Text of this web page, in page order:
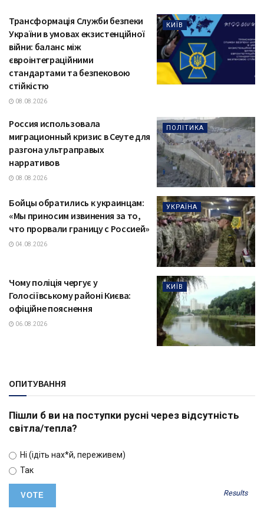
КИЇВ
Трансформація Служби безпеки
України в умовах екзистенційної
війни: баланс між
євроінтеграційними
стандартами та безпековою
стійкістю
08.08.2026
ПОЛІТИКА
Россия использовала
миграционный кризис в Сеуте для
разгона ультраправых
нарративов
08.08.2026
УКРАЇНА
Бойцы обратились к украинцам:
«Мы приносим извинения за то,
что прорвали границу с Россией»
04.08.2026
КИЇВ
Чому поліція чергує у
Голосіївському районі Києва:
офіційне пояснення
06.08.2026
ОПИТУВАННЯ
Пішли б ви на поступки русні через відсутність
світла/тепла?
Ні (ідіть нах*й, переживем)
Так
Results